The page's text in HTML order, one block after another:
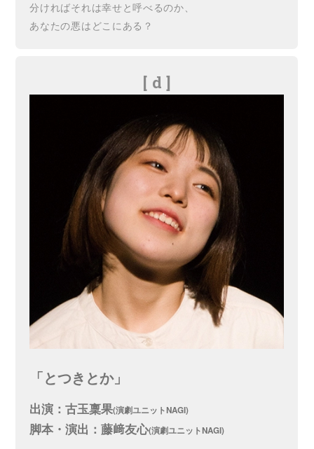
分ければそれは幸せと呼べるのか、
あなたの悪はどこにある？
[ d ]
「とつきとか」
出演：古玉稟果(演劇ユニットNAGI)
脚本・演出：藤﨑友心(演劇ユニットNAGI)